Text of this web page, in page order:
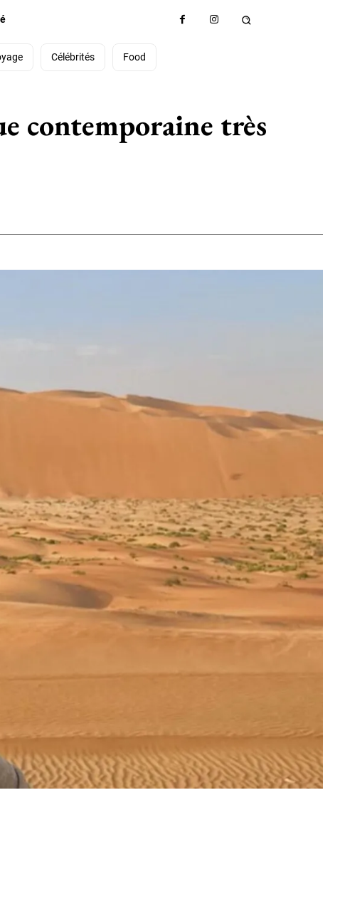
Célébrités Food
contemporaine très